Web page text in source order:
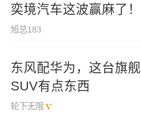
奕境汽车这波赢麻了！
旭总183
东风配华为，这台旗舰
SUV有点东西
轮下无限